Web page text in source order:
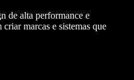
de alta performance e
marcas e sistemas que